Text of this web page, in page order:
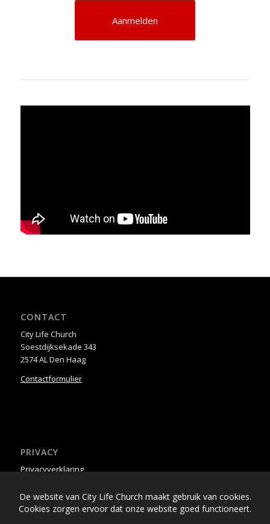
De website van City Life Church maakt gebruik van cookies.
Cookies zorgen ervoor dat onze website goed functioneert.
Aanmelden
CONTACT
City Life Church
Soestdijksekade 343
2574 AL Den Haag
Contactformulier
PRIVACY
Privacyverklaring